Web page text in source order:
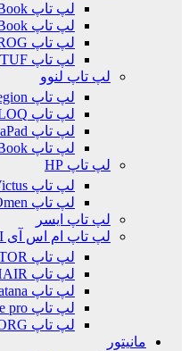
لپ تاپ VivoBook
لپ تاپ ZenBook
لپ تاپ ROG
لپ تاپ TUF
لپ تاپ لنوو
لپ تاپ Legion
لپ تاپ LOQ
لپ تاپ IdeaPad
لپ تاپ ThinkBook
لپ تاپ HP
لپ تاپ Victus
لپ تاپ Omen
لپ تاپ ایسر
لپ تاپ ام اس آی MSI
لپ تاپ VECTOR
لپ تاپ CROSSHAIR
لپ تاپ Katana
لپ تاپ Venture pro
لپ تاپ CYBORG
مانیتور